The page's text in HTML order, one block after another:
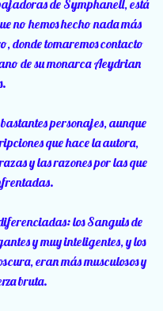
de Symphanell, está
no hemos hecho nada más
donde tomaremos contacto
de su monarca Aeydrian
personajes, aunque
que hace la autora,
y las razones por las que
los Sanguis de
y muy inteligentes, y los
eran más musculosos y
bruta.